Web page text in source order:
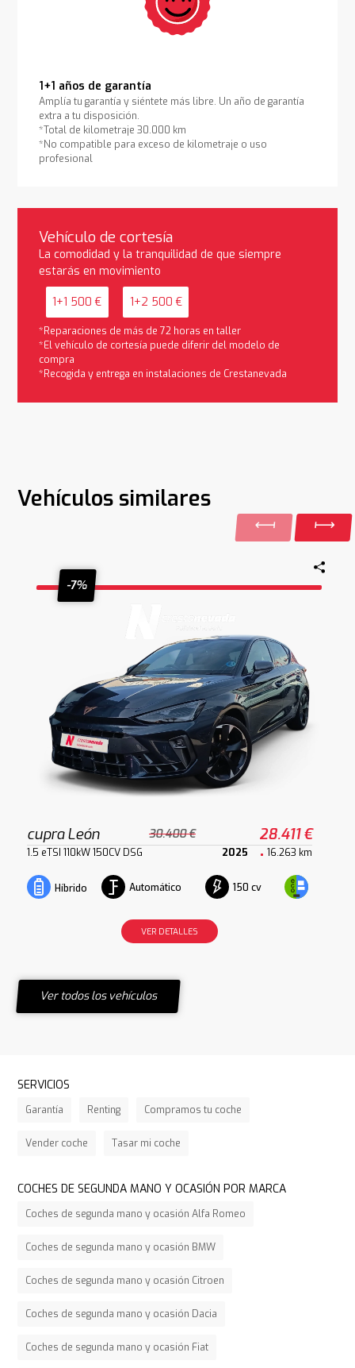
1+1 años de garantía
Amplía tu garantía y siéntete más libre. Un año de garantía
extra a tu disposición.
*Total de kilometraje 30.000 km
*No compatible para exceso de kilometraje o uso
profesional
Vehículo de cortesía
La comodidad y la tranquilidad de que siempre
estarás en movimiento
1+1 500 € 1+2 500 €
*Reparaciones de más de 72 horas en taller
*El vehículo de cortesía puede diferir del modelo de
compra
*Recogida y entrega en instalaciones de Crestanevada
Vehículos similares
-7%
cupra León 30.400 € 28.411 €
1.5 eTSI 110kW 150CV DSG 2025 16.263 km
Híbrido Automático 150 cv
VER DETALLES
Ver todos los vehículos
SERVICIOS
Garantía Renting Compramos tu coche
Vender coche Tasar mi coche
COCHES DE SEGUNDA MANO Y OCASIÓN POR MARCA
Coches de segunda mano y ocasión Alfa Romeo
Coches de segunda mano y ocasión BMW
Coches de segunda mano y ocasión Citroen
Coches de segunda mano y ocasión Dacia
Coches de segunda mano y ocasión Fiat